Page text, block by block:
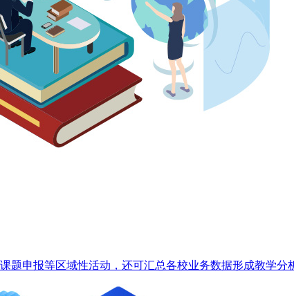
题申报等区域性活动，还可汇总各校业务数据形成教学